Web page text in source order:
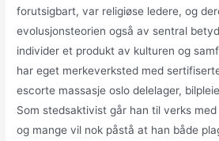
forutsigbart, var religiøse ledere, og
evolusjonsteorien også av sentral
individer et produkt av kulturen og
har eget merkeverksted med
escorte massasje oslo delelager,
Som stedsaktivist går han til verks
og mange vil nok påstå at han både